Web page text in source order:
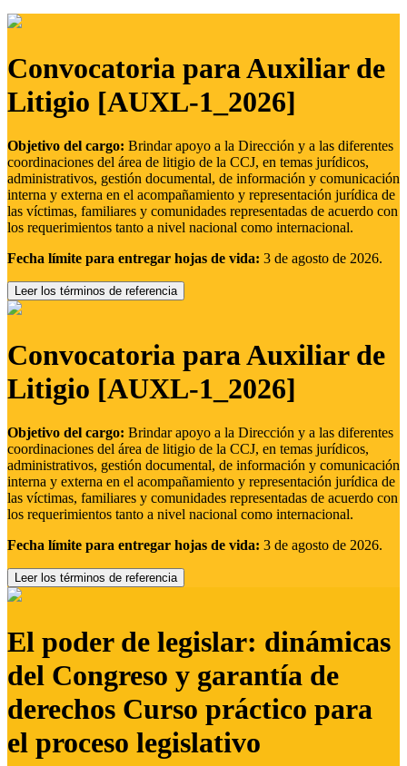
Convocatoria para Auxiliar de
Litigio [AUXL-1_2026]
Objetivo del cargo: Brindar apoyo a la Dirección y a las diferentes
coordinaciones del área de litigio de la CCJ, en temas jurídicos,
administrativos, gestión documental, de información y comunicación
interna y externa en el acompañamiento y representación jurídica de
las víctimas, familiares y comunidades representadas de acuerdo con
los requerimientos tanto a nivel nacional como internacional.
Fecha límite para entregar hojas de vida: 3 de agosto de 2026.
Leer los términos de referencia
Convocatoria para Auxiliar de
Litigio [AUXL-1_2026]
Objetivo del cargo: Brindar apoyo a la Dirección y a las diferentes
coordinaciones del área de litigio de la CCJ, en temas jurídicos,
administrativos, gestión documental, de información y comunicación
interna y externa en el acompañamiento y representación jurídica de
las víctimas, familiares y comunidades representadas de acuerdo con
los requerimientos tanto a nivel nacional como internacional.
Fecha límite para entregar hojas de vida: 3 de agosto de 2026.
Leer los términos de referencia
El poder de legislar: dinámicas
del Congreso y garantía de
derechos Curso práctico para
el proceso legislativo